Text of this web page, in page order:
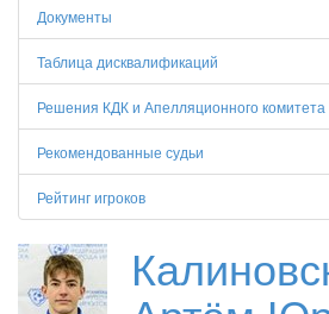
Документы
Таблица дисквалификаций
Решения КДК и Апелляционного комитета
Рекомендованные судьи
Рейтинг игроков